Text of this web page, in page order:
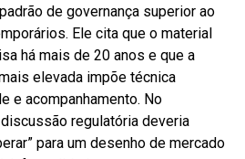
de governança superior ao
Ele cita que o material
há mais de 20 anos e que a
elevada impõe técnica
e acompanhamento. No
regulatória deveria
para um desenho de mercado